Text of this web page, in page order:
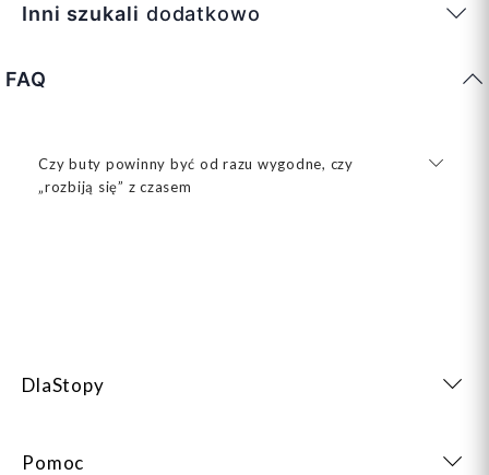
Inni szukali dodatkowo
FAQ
Czy buty powinny być od razu wygodne, czy
„rozbiją się” z czasem
DlaStopy
Pomoc